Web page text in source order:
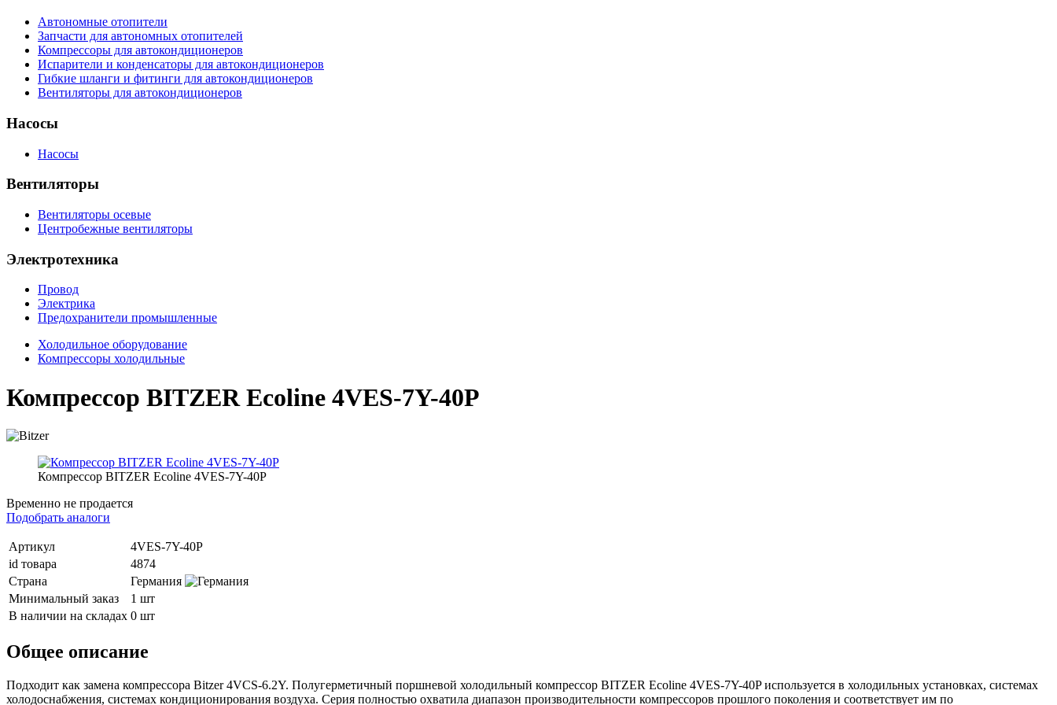
Автономные отопители
Запчасти для автономных отопителей
Компрессоры для автокондиционеров
Испарители и конденсаторы для автокондиционеров
Гибкие шланги и фитинги для автокондиционеров
Вентиляторы для автокондиционеров
Насосы
Насосы
Вентиляторы
Вентиляторы осевые
Центробежные вентиляторы
Электротехника
Провод
Электрика
Предохранители промышленные
Холодильное оборудование
Компрессоры холодильные
Компрессор BITZER Ecoline 4VES-7Y-40P
Компрессор BITZER Ecoline 4VES-7Y-40P
Временно не продается
Подобрать аналоги
Артикул
4VES-7Y-40P
id товара
4874
Страна
Германия
Минимальный заказ
1 шт
В наличии на складах 0 шт
Общее описание
Подходит как замена компрессора Bitzer 4VCS-6.2Y. Полугерметичный поршневой холодильный компрессор BITZER Ecoline 4VES-7Y-40P используется в холодильных установках, системах
холодоснабжения, системах кондиционирования воздуха. Серия полностью охватила диапазон производительности компрессоров прошлого поколения и соответствует им по